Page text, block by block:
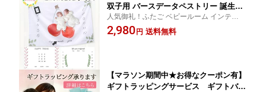
双子用 バースデータペストリー 誕生日
装飾 インテリア ウォールデコレーショ
ン フォトブース ハーフバースデー フォ
人気御礼！ふたご ベビールーム インテリア
月齢フォト 多胎ママの欲しいアイテムをオ
リジナル企画 クリックポスト送料無料 ハー
2,980 円 送料無料
【マラソン期間中★お得なクーポン有】
ギフトラッピングサービス ギフトバッ